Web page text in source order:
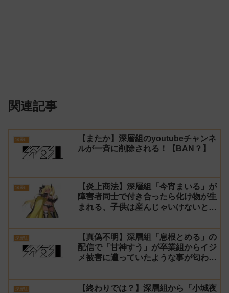
関連記事
深層組
【またか】深層組のyoutubeチャンネ
ルが一斉に削除される！【BAN？】
深層組
【炎上商法】深層組「今宵まいる」が
障害者同士で付き合ったら化け物が生
まれる、子供は産んじゃいけないと発
深層組
【真偽不明】深層組「息根とめる」の
配信で「甘神すう」が卒業組からイジ
メ被害に遭っていたような事が匂わさ
深層組
【終わりでは？】深層組から「小城夜